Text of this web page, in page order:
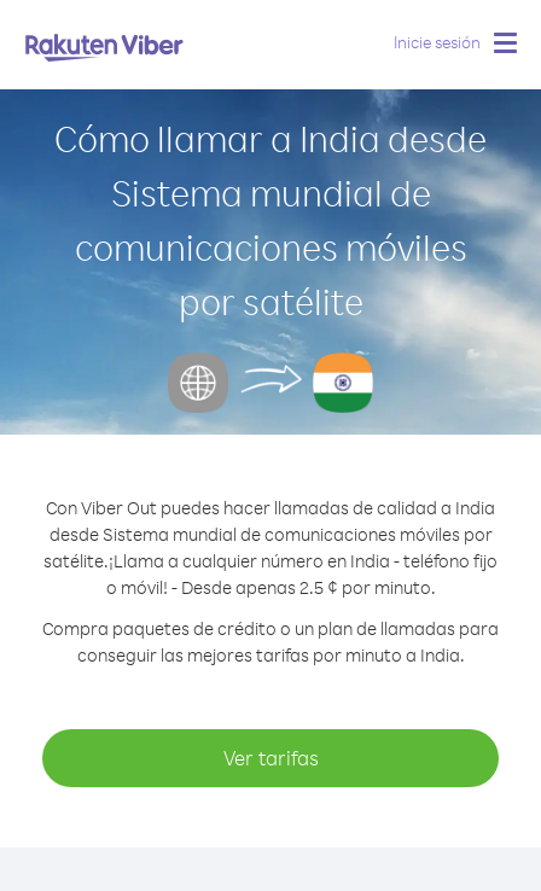
Inicie sesión
Cómo llamar a India desde
Sistema mundial de
comunicaciones móviles
por satélite
Con Viber Out puedes hacer llamadas de calidad a India
desde Sistema mundial de comunicaciones móviles por
satélite.¡Llama a cualquier número en India - teléfono fijo
o móvil! - Desde apenas 2.5 ¢ por minuto.
Compra paquetes de crédito o un plan de llamadas para
conseguir las mejores tarifas por minuto a India.
Ver tarifas